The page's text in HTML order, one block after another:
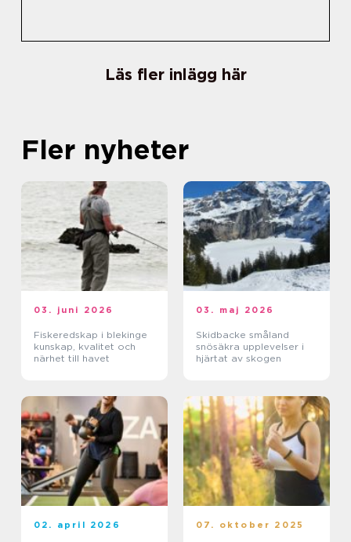
Läs fler inlägg här
Fler nyheter
03. juni 2026
Fiskeredskap i blekinge
kunskap, kvalitet och
närhet till havet
03. maj 2026
Skidbacke småland
snösäkra upplevelser i
hjärtat av skogen
02. april 2026 07. oktober 2025